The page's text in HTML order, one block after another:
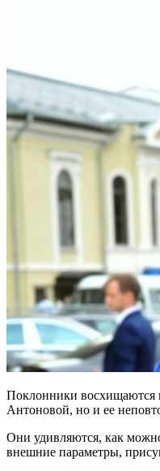
Поклонники восхищаются
Антоновой, но и ее
Они удивляются, как
внешние параметры,